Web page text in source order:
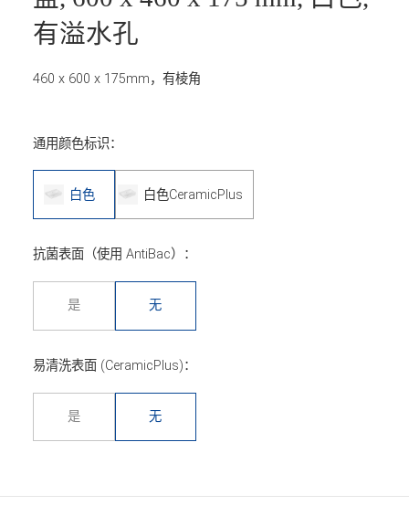
有溢水孔
460 x 600 x 175mm，有棱角
通用颜色标识：
白色 白色CeramicPlus
抗菌表面（使用 AntiBac）：
是 无
易清洗表面 (CeramicPlus)：
是 无